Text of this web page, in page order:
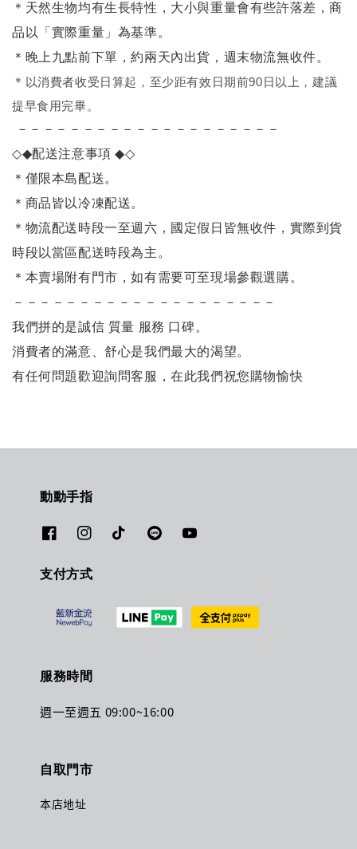
＊天然生物均有生長特性，大小與重量會有些許落差，商
品以「實際重量」為基準。
＊晚上九點前下單，約兩天內出貨，週末物流無收件。
＊ 以消費者收受日算起，至少距有效日期前90日以上，建議
提早食用完畢。
－－－－－－－－－－－－－－－－－－－－
◇◆配送注意事項◆◇
＊僅限本島配送。
＊商品皆以冷凍配送。
＊物流配送時段一至週六，國定假日皆無收件，實際到貨
時段以當區配送時段為主。
＊本賣場附有門市，如有需要可至現場參觀選購。
－－－－－－－－－－－－－－－－－－－－
我們拼的是誠信 質量 服務 口碑。
消費者的滿意、舒心是我們最大的渴望。
有任何問題歡迎詢問客服，在此我們祝您購物愉快
動動手指
支付方式
服務時間
週一至週五 09:00~16:00
自取門市
本店地址